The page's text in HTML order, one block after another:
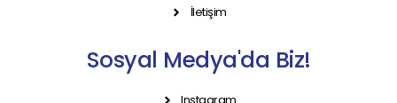
İletişim
Sosyal Medya'da Biz!